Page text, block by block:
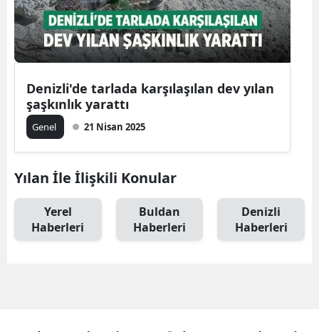
Denizli'de tarlada karşılaşılan dev yılan
şaşkınlık yarattı
Genel 21 Nisan 2025
Yılan İle İlişkili Konular
Yerel
Haberleri
Buldan
Haberleri
Denizli
Haberleri